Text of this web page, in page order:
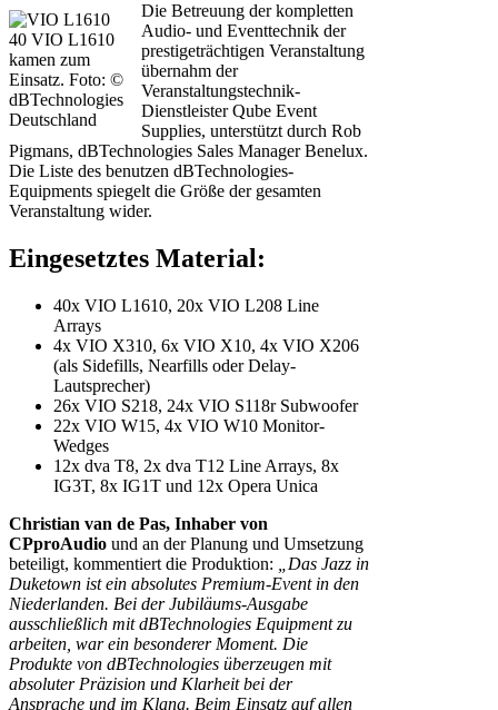
40 VIO L1610
kamen zum
Einsatz. Foto: ©
dBTechnologies
Deutschland
Die Betreuung der kompletten
Audio- und Eventtechnik der
prestigeträchtigen Veranstaltung
übernahm der
Veranstaltungstechnik-
Dienstleister Qube Event
Supplies, unterstützt durch Rob
Pigmans, dBTechnologies Sales Manager Benelux.
Die Liste des benutzen dBTechnologies-
Equipments spiegelt die Größe der gesamten
Veranstaltung wider.
Eingesetztes Material:
40x VIO L1610, 20x VIO L208 Line
Arrays
4x VIO X310, 6x VIO X10, 4x VIO X206
(als Sidefills, Nearfills oder Delay-
Lautsprecher)
26x VIO S218, 24x VIO S118r Subwoofer
22x VIO W15, 4x VIO W10 Monitor-
Wedges
12x dva T8, 2x dva T12 Line Arrays, 8x
IG3T, 8x IG1T und 12x Opera Unica
Christian van de Pas, Inhaber von
CPproAudio und an der Planung und Umsetzung
beteiligt, kommentiert die Produktion:
„Das Jazz in
Duketown ist ein absolutes Premium-Event in den
Niederlanden. Bei der Jubiläums-Ausgabe
ausschließlich mit dBTechnologies Equipment zu
arbeiten, war ein besonderer Moment. Die
Produkte von dBTechnologies überzeugen mit
absoluter Präzision und Klarheit bei der
Ansprache und im Klang. Beim Einsatz auf allen